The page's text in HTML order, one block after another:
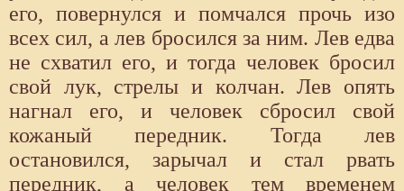
его, повернулся и помчался прочь изо
всех сил, а лев бросился за ним. Лев едва
не схватил его, и тогда человек бросил
свой лук, стрелы и колчан. Лев опять
нагнал его, и человек сбросил свой
кожаный передник. Тогда лев
остановился, зарычал и стал рвать
передник, а человек тем временем